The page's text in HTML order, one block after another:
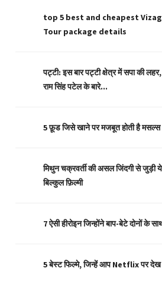
top 5 best and cheapest
Tour package details
पट्टी: इस बार पट्टी क्षेत्र में सपा की
राम सिंह पटेल के बारे...
5 फ़ूड जिसे खाने पर मजबूत होती है मसल्स
मिथुन चक्रवर्ती की असल जिंदगी से जुड़ी
बिल्कुल फ़िल्मी
7 ऐसी हीरोइन जिन्होंने बाप-बेटे दोनों के
5 बेस्ट फिल्मे, जिन्हें आप Netflix पर